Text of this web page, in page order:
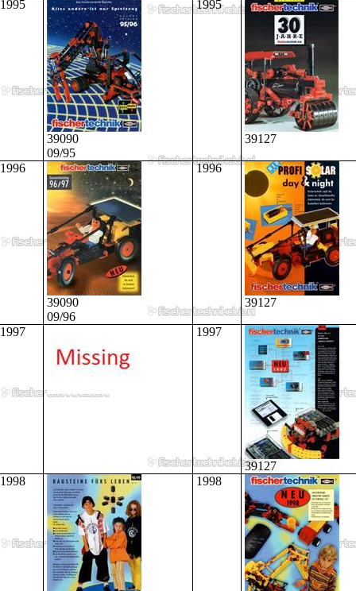
1995
39090
09/95
1995
39127
1996
39090
09/96
1996
39127
1997 1997
39127
1998
1998